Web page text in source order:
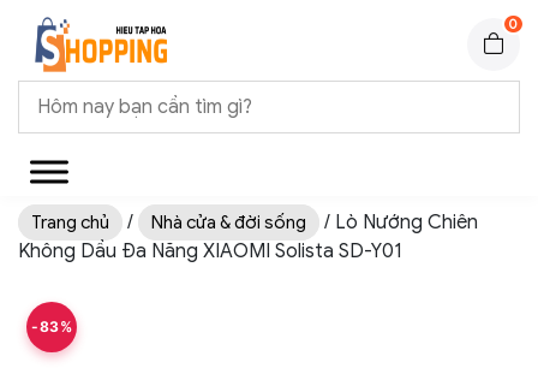
0
Trang chủ / Nhà cửa & đời sống
/ Lò Nướng Chiên
Không Dầu Đa Năng XIAOMI Solista SD-Y01
-83%